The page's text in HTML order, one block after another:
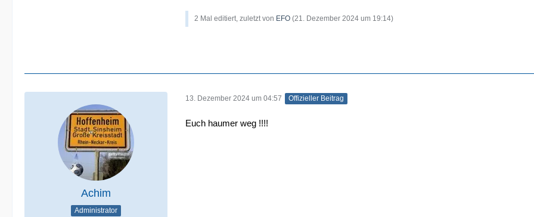
2 Mal editiert, zuletzt von EFO (21. Dezember 2024 um 19:14)
Achim
Administrator
13. Dezember 2024 um 04:57 Offizieller Beitrag
Euch haumer weg !!!!